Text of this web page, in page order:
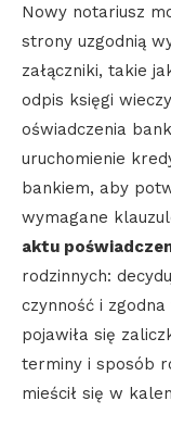
Nowy notariusz
strony uzgodnią
załączniki, takie
odpis księgi
oświadczenia
uruchomienie
bankiem, aby
wymagane
aktu
rodzinnych:
czynność i
pojawiła się
terminy i sposób
mieścił się w